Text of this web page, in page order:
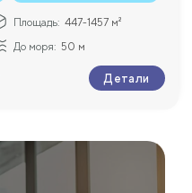
Площадь: 447-1457 м²
До моря: 50 м
Детали